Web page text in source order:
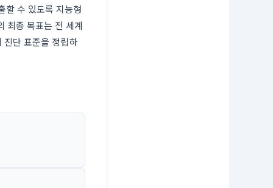
할 수 있도록 지능형
최종 목표는 전 세계
진단 표준을 정립하